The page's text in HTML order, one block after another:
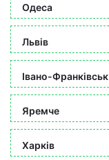
Одеса
Львів
Івано-Франківськ
Яремче
Харків